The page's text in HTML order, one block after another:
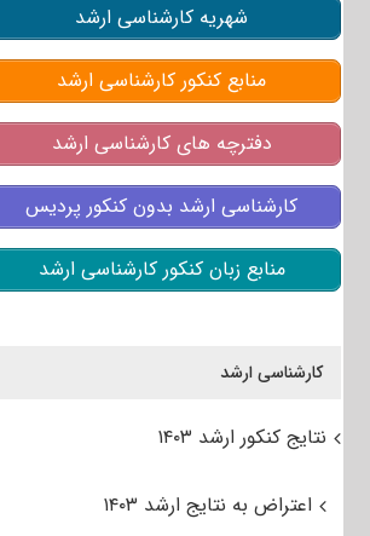
شهریه کارشناسی ارشد
منابع کنکور کارشناسی ارشد
دفترچه های کارشناسی ارشد
کارشناسی ارشد بدون کنکور پردیس
منابع زبان کنکور کارشناسی ارشد
کارشناسی ارشد
نتایج کنکور ارشد ۱۴۰۳
اعتراض به نتایج ارشد ۱۴۰۳